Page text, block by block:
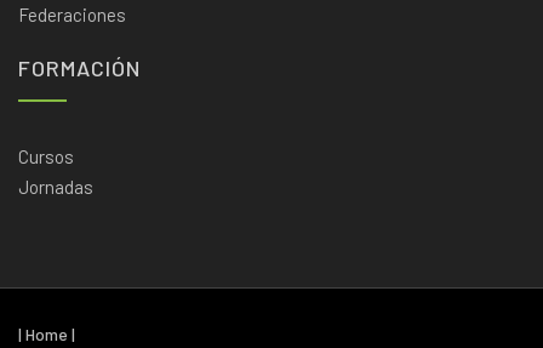
Federaciones
FORMACIÓN
Cursos
Jornadas
| Home |